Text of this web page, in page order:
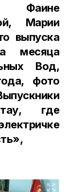
Фаине
Марии
выпуска
месяца
Вод,
фото
где